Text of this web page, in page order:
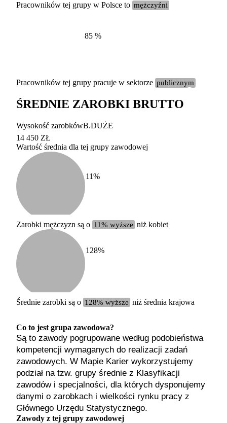
Etykieta
duży
100-200 tysięcy
Pracowników tej grupy w Polsce to mężczyźni
85 %
Pracowników tej grupy pracuje w sektorze publicznym
ŚREDNIE ZAROBKI BRUTTO
średnie
Wysokość zarobkówB.DUŻE
14 450 ZŁ
Wartość średnia dla tej grupy zawodowej
11%
Zarobki mężczyzn są o 11% wyższe niż kobiet
128%
Średnie zarobki są o 128% wyższe niż średnia krajowa
Co to jest grupa zawodowa?
Są to zawody pogrupowane według podobieństwa
kompetencji wymaganych do realizacji zadań
zawodowych. W Mapie Karier wykorzystujemy
podział na tzw. grupy średnie z Klasyfikacji
zawodów i specjalności, dla których dysponujemy
danymi o zarobkach i wielkości rynku pracy z
Głównego Urzędu Statystycznego.
Zawody z tej grupy zawodowej